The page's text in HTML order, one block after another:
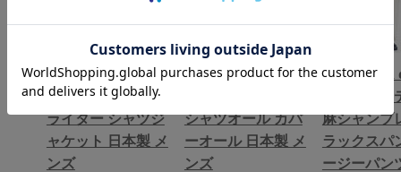
Harriss ハリス テイ
ラーカーデ タイプ
ライター シャツジ
ャケット 日本製 メ
ンズ
H.UNIT エイチユ
シャツオール カバ
ーオール 日本製 メ
ンズ
have a good
ブアグッド
麻シャンブ
ラックスパ
ージーパン